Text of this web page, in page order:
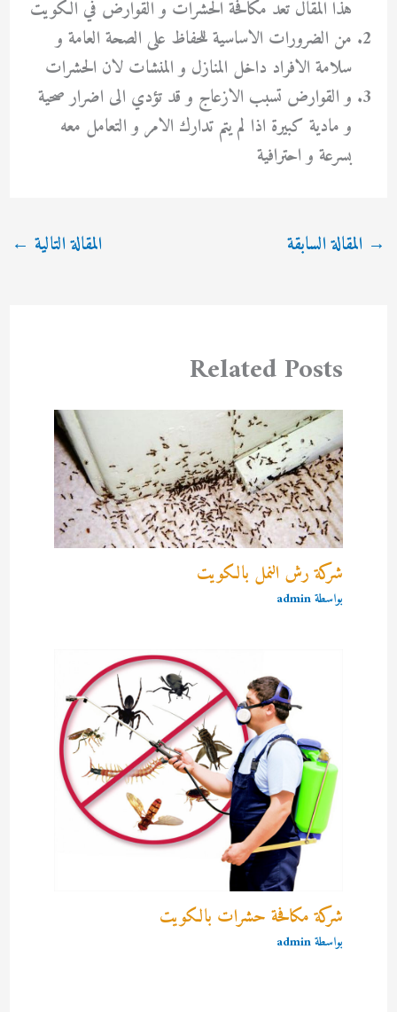
هذا المقال تعد مكافحة الحشرات و القوارض في الكويت
من الضرورات الاساسية للحفاظ على الصحة العامة و
سلامة الافراد داخل المنازل و المنشات لان الحشرات
و القوارض تسبب الازعاج و قد تؤدي الى اضرار صحية
و مادية كبيرة اذا لم يتم تدارك الامر و التعامل معه
بسرعة و احترافية
→ المقالة السابقة المقالة التالية ←
Related Posts
شركة رش النمل بالكويت
بواسطةadmin
شركة مكافحة حشرات بالكويت
بواسطةadmin